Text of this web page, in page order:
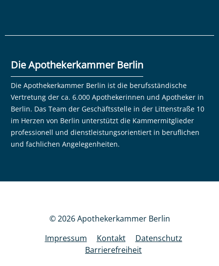
Die Apothekerkammer Berlin
Die Apothekerkammer Berlin ist die berufsständische
Vertretung der ca. 6.000 Apothekerinnen und Apotheker in
Berlin. Das Team der Geschäftsstelle in der Littenstraße 10
im Herzen von Berlin unterstützt die Kammermitglieder
professionell und dienstleistungsorientiert in beruflichen
und fachlichen Angelegenheiten.
© 2026 Apothekerkammer Berlin
Impressum
Kontakt
Datenschutz
Barrierefreiheit